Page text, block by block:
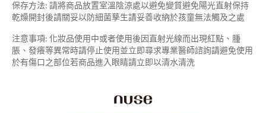
保存方法: 請將商品放置室溫陰涼處以避免變質避免陽光直射保持
乾燥開封後請關妥以防細菌孳生請妥善收納於孩童無法觸及之處
注意事項: 化妝品使用中或者使用後因直射光線而出現紅點、腫
脹、發癢等異常時請停止使用並立即尋求專業醫師諮詢請避免使用
於有傷口之部位若商品進入眼睛請立即以清水清洗